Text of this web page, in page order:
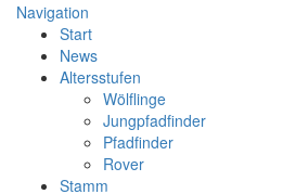
Navigation
Start
News
Altersstufen
Wölflinge
Jungpfadfinder
Pfadfinder
Rover
Stamm